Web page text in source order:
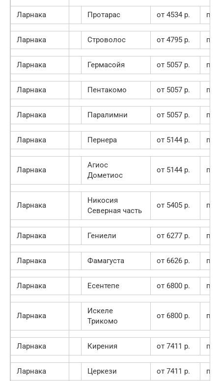
Ларнака Протарас от 4534 p.
Ларнака Строволос от 4795 p.
Ларнака Гермасойя от 5057 p.
Ларнака Пентакомо от 5057 p.
Ларнака Паралимни от 5057 p.
Ларнака Пернера от 5144 p.
Ларнака
Агиос
Дометиос
от 5144 p.
Ларнака
Никосия
Cеверная часть
от 5405 p.
Ларнака Гениели от 6277 p.
Ларнака Фамагуста от 6626 p.
Ларнака Есентепе от 6800 p.
Ларнака
Искеле
Трикомо
от 6800 p.
Ларнака Кирения от 7411 p.
Ларнака Церкези от 7411 p.